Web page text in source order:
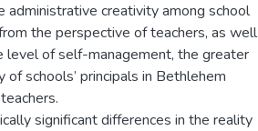
creativity among school
the perspective of teachers, as well
level of self-management, the greater
schools’ principals in Bethlehem
significant differences in the reality